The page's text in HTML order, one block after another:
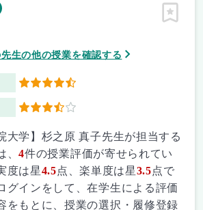
先生の他の授業を確認する
4.5
3.5
ピン留
大学】杉之原 真子先生が担当する
、4件の授業評価が寄せられてい
度は星4.5点、楽単度は星3.5点で
グインをして、在学生による評価
をもとに、授業の選択・履修登録